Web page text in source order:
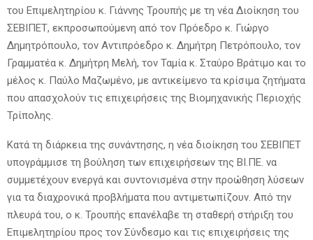
του Επιμελητηρίου κ. Γιάννης Τρουπής με τη νέα Διοίκηση του
ΣΕΒΙΠΕΤ, εκπροσωπούμενη από τον Πρόεδρο κ. Γιώργο
Δημητρόπουλο, τον Αντιπρόεδρο κ. Δημήτρη Πετρόπουλο, τον
Γραμματέα κ. Δημήτρη Μελή, τον Ταμία κ. Σταύρο Βράτιμο και το
μέλος κ. Παύλο Μαζωμένο, με αντικείμενο τα κρίσιμα ζητήματα
που απασχολούν τις επιχειρήσεις της Βιομηχανικής Περιοχής
Τρίπολης.
Κατά τη διάρκεια της συνάντησης, η νέα διοίκηση του ΣΕΒΙΠΕΤ
υπογράμμισε τη βούληση των επιχειρήσεων της ΒΙ.ΠΕ. να
συμμετέχουν ενεργά και συντονισμένα στην προώθηση λύσεων
για τα διαχρονικά προβλήματα που αντιμετωπίζουν. Από την
πλευρά του, ο κ. Τρουπής επανέλαβε τη σταθερή στήριξη του
Επιμελητηρίου προς τον Σύνδεσμο και τις επιχειρήσεις της